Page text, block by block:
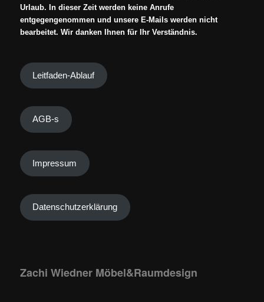
Urlaub. In dieser Zeit werden keine Anrufe
entgegengenommen und unsere E-Mails werden nicht
bearbeitet. Wir danken Ihnen für Ihr Verständnis.
Leitfaden-Ablauf
AGB-s
Impressum
Datenschutzerklärung
Zachi Wiedner Möbel&Raumdesign